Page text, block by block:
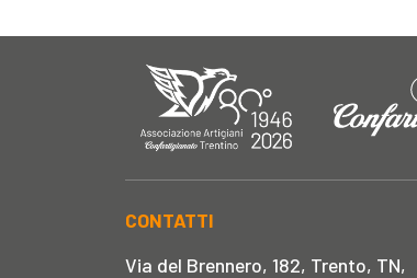
CONTATTI
Via del Brennero, 182, Trento, TN,